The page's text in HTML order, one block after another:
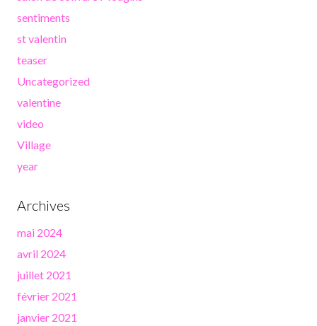
sentiments
st valentin
teaser
Uncategorized
valentine
video
Village
year
Archives
mai 2024
avril 2024
juillet 2021
février 2021
janvier 2021